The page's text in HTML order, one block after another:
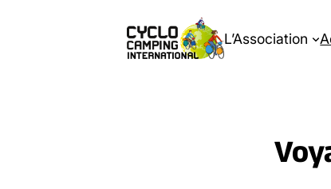
L’Association